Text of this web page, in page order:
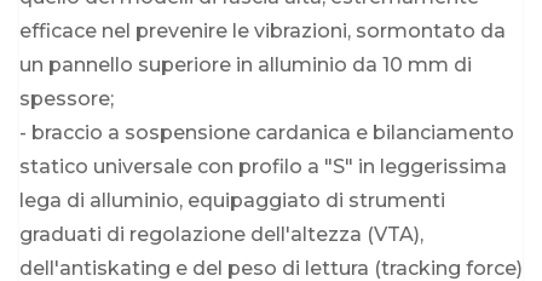
efficace nel prevenire le vibrazioni, sormontato da
un pannello superiore in alluminio da 10 mm di
spessore;
- braccio a sospensione cardanica e bilanciamento
statico universale con profilo a "S" in leggerissima
lega di alluminio, equipaggiato di strumenti
graduati di regolazione dell'altezza (VTA),
dell'antiskating e del peso di lettura (tracking force)